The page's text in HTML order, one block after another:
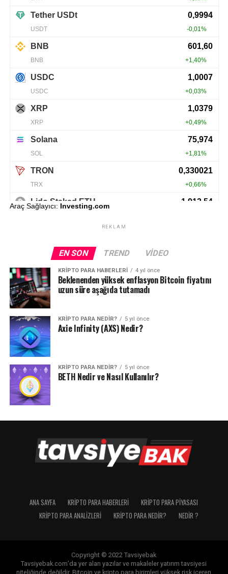
Araç Sağlayıcı: Investing.com
REKLAM
EN SON TREND VIDEO
KRIPTO PARA HABERLERI 4 yıl önce
Beklenenden yüksek enflasyon Bitcoin fiyatını
uzun süre aşağıda tutamadı
KRIPTO PARA NEDIR? 5 yıl önce
Axie Infinity (AXS) Nedir?
KRIPTO PARA NEDIR? 5 yıl önce
BETH Nedir ve Nasıl Kullanılır?
ANA SAYFA KRIPTO PARA HABERLERI
KRIPTO PARA PIYASASI
KRIPTO PARA ANALIZLERI
KRIPTO PARA NEDIR? NEDIR ?
Copyright © 2022 Tavsiyebak
Tavsiyebak.com’da yer alan yazılar ve makaleler yatırım tavsiyesi
niteliğinde değildir. Bitcoin ve kripto para birimleri yüksek risk içeren